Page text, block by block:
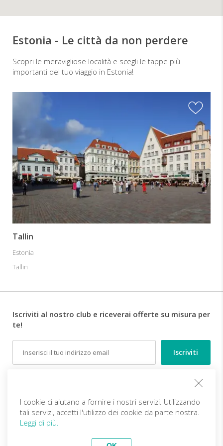
Estonia - Le città da non perdere
Scopri le meravigliose località e scegli le tappe più
importanti del tuo viaggio in Estonia!
Tallin
Estonia
Tallin
Iscriviti al nostro club e riceverai offerte su misura per
te!
IT (EUR) Diventa partner
Kframe Interactive S.A.
I cookie ci aiutano a fornire i nostri servizi. Utilizzando
tali servizi, accetti l'utilizzo dei cookie da parte nostra.
Leggi di più.